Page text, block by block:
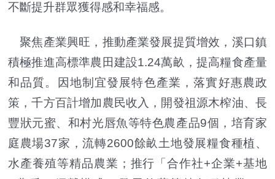
不斷提升群眾獲得感和幸福感。
聚焦產業興旺，推動產業發展提質增效，溪口鎮
積極推進高標準農田建設1.24萬畝，提高糧食產量
和品質。因地制宜發展特色產業，落實好惠農政
策，千方百計增加農民收入，開發祖源木榨油、長
豐狀元蜜、和村光唇魚等特色農產品9個，培育家
庭農場37家，流轉2600餘畝土地發展糧食種植、
水產養殖等精品農業；推行「合作社+企業+基地